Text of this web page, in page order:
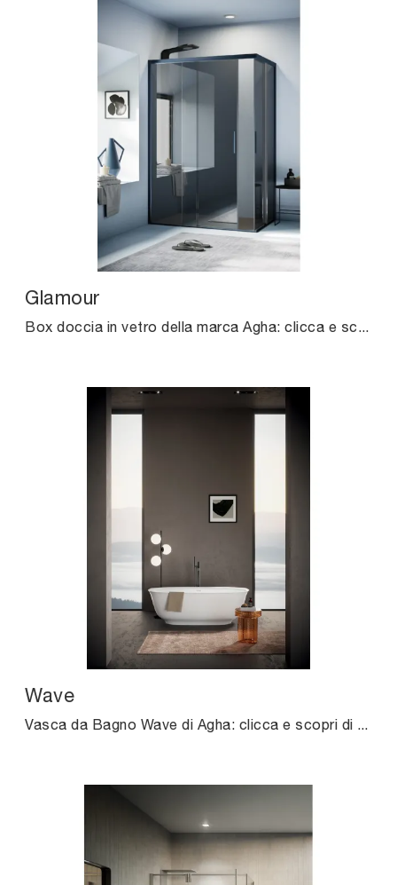
Glamour
Box doccia in vetro della marca Agha: clicca e scopri l'arredo bagno moderno Glamour per la stanza del benessere.
Wave
Vasca da Bagno Wave di Agha: clicca e scopri di più su sanitari in resina minerale e accessori dell'azienda.